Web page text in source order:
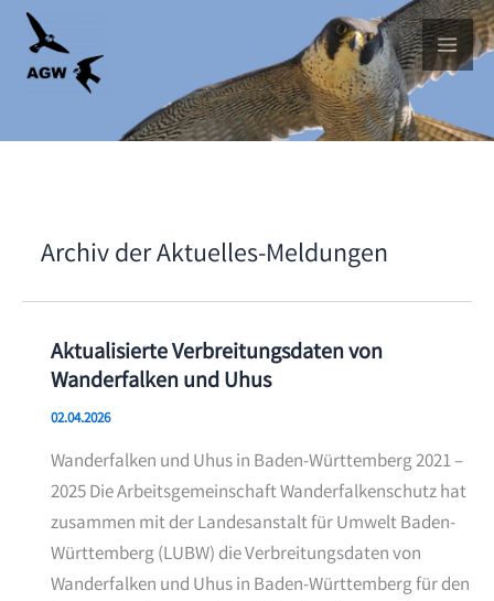
Skip
content
Archiv der Aktuelles-Meldungen
Aktualisierte Verbreitungsdaten von
Wanderfalken und Uhus
02.04.2026
Wanderfalken und Uhus in Baden-Württemberg 2021 –
2025 Die Arbeitsgemeinschaft Wanderfalkenschutz hat
zusammen mit der Landesanstalt für Umwelt Baden-
Württemberg (LUBW) die Verbreitungsdaten von
Wanderfalken und Uhus in Baden-Württemberg für den